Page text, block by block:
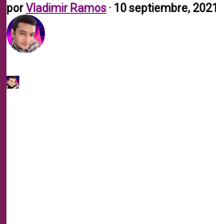
porVladimir Ramos· 10 septiembre, 2021